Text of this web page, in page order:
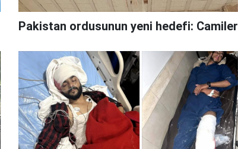
Pakistan ordusunun yeni hedefi: Camiler